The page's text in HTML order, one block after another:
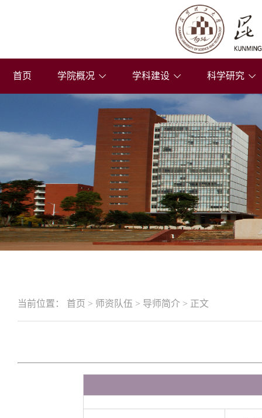
首页 学院概况 学科建设 科学研究
当前位置： 首页 > 师资队伍 > 导师简介 > 正文